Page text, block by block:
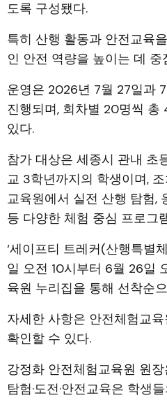
도록 구성됐다.
특히 산행 활동과 안전교육
인 안전 역량을 높이는 데 중
운영은 2026년 7월 27일과
진행되며, 회차별 20명씩
있다.
참가 대상은 세종시 관내 초
교 3학년까지의 학생이며,
교육원에서 실전 산행 탐험,
등 다양한 체험 중심 프로그
‘세이프티 트레커(산행특별
일 오전 10시부터 6월 26일
육원 누리집을 통해 선착순
자세한 사항은 안전체험교
확인할 수 있다.
강정화 안전체험교육원 원
탐험·도전·안전교육은 학생